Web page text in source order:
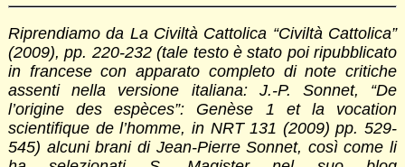
Riprendiamo da La Civiltà Cattolica “Civiltà Cattolica”
(2009), pp. 220-232 (tale testo è stato poi ripubblicato
in francese con apparato completo di note critiche
assenti nella versione italiana: J.-P. Sonnet, “De
l’origine des espèces”: Genèse 1 et la vocation
scientifique de l’homme, in NRT 131 (2009) pp. 529-
545) alcuni brani di Jean-Pierre Sonnet, così come li